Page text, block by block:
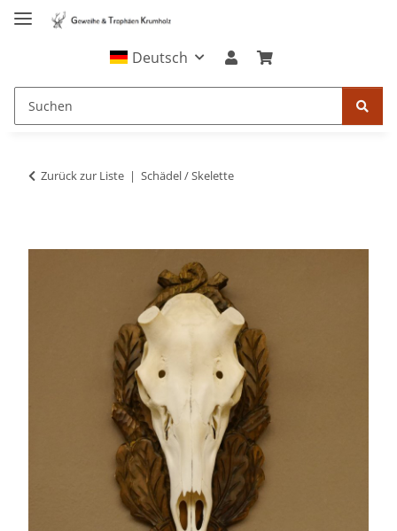
Deutsch
Zurück zur Liste Schädel / Skelette